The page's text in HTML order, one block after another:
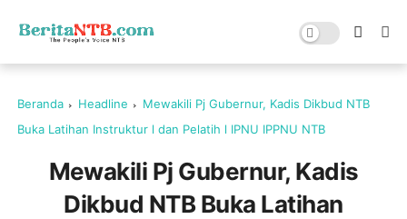
Beranda Headline
Mewakili Pj Gubernur, Kadis Dikbud NTB
Buka Latihan Instruktur l dan Pelatih l IPNU IPPNU NTB
Mewakili Pj Gubernur, Kadis
Dikbud NTB Buka Latihan